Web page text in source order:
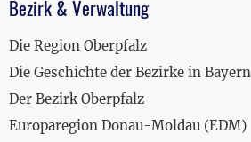
Bezirk & Verwaltung
Die Region Oberpfalz
Die Geschichte der Bezirke in Bayern
Der Bezirk Oberpfalz
Europaregion Donau-Moldau (EDM)